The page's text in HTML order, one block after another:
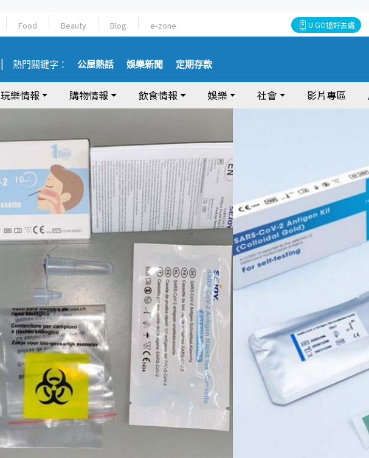
Food Beauty Blog e-zone U GO搵好去處
熱門關鍵字： 公屋熱話 娛樂新聞 定期存款
玩樂情報 購物情報 飲食情報 娛樂 社會 影片專區